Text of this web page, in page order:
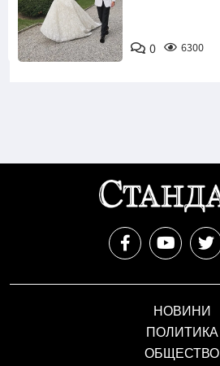
Снимка:
Инстаграм
0 6300
НОВИНИ
ПОЛИТИКА
ОБЩЕСТВО